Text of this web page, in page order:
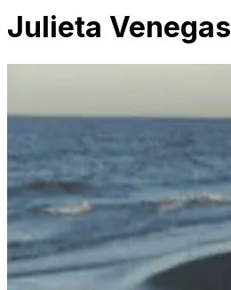
Julieta Venegas